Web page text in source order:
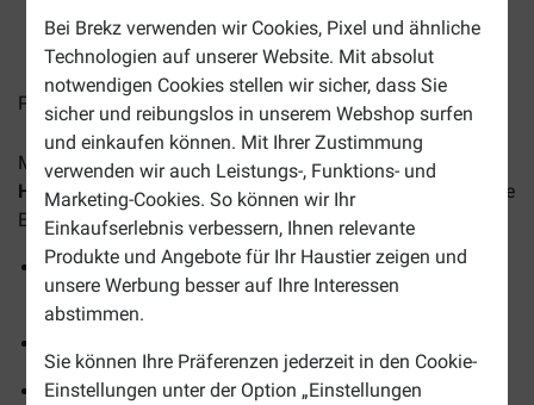
Bei Brekz verwenden wir Cookies, Pixel und ähnliche
Technologien auf unserer Website. Mit absolut
notwendigen Cookies stellen wir sicher, dass Sie
sicher und reibungslos in unserem Webshop surfen
und einkaufen können. Mit Ihrer Zustimmung
verwenden wir auch Leistungs-, Funktions- und
Marketing-Cookies. So können wir Ihr
Einkaufserlebnis verbessern, Ihnen relevante
Produkte und Angebote für Ihr Haustier zeigen und
unsere Werbung besser auf Ihre Interessen
abstimmen.
Sie können Ihre Präferenzen jederzeit in den Cookie-
Einstellungen unter der Option „Einstellungen
2-4 Arbeitstage, sofern nicht anders angegeben
Preise inkl. MwSt zzgl.Versandkosten
MitDr. Clauder's Truthahn mit Kartoffel Nassfutter
Hundbieten Sie Ihrem erwachsenen Hund eine vollständige
Ernährung mit ausschließlich hochwertigen Zutaten.
Sanft gedämpft, um natürlichen Geschmack und
Nährstoffe zu bewahren
Trägt dank Omega-3 zu einem glänzenden Fell bei